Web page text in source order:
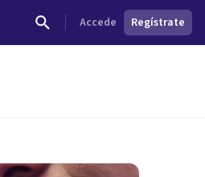
Accede Regístrate